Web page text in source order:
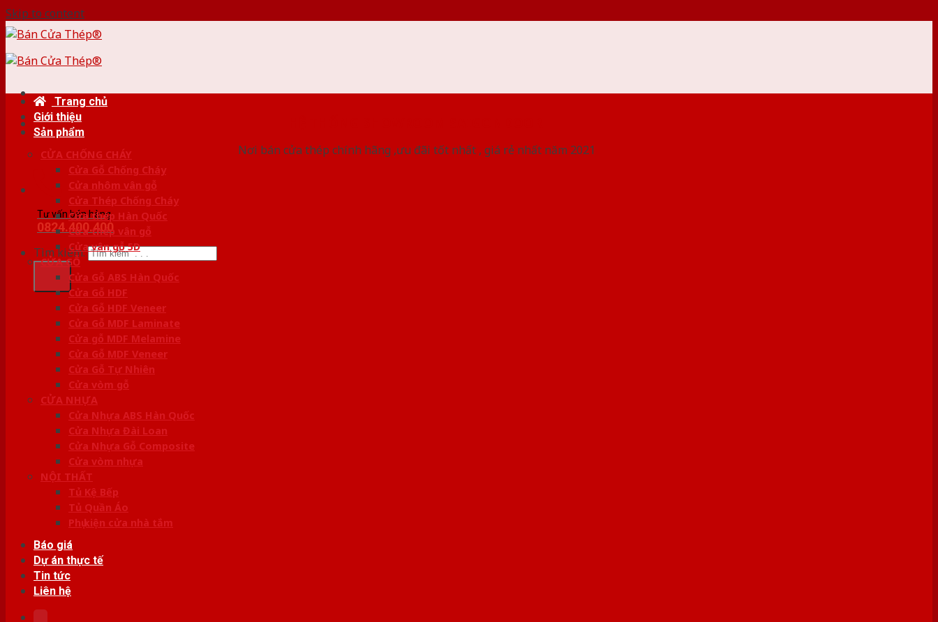
Skip to content
Nơi bán cửa thép chính hãng ,ưu đãi tốt nhất , giá rẻ nhất năm 2021
Tư vấn bán hàng
0824.400.400
Tìm kiếm:
Trang chủ
Giới thiệu
Sản phẩm
CỬA CHỐNG CHÁY
Cửa Gỗ Chống Cháy
Cửa nhôm vân gỗ
Cửa Thép Chống Cháy
Cửa thép Hàn Quốc
Cửa thép vân gỗ
Cửa vân gỗ 5D
CỬA GỖ
Cửa Gỗ ABS Hàn Quốc
Cửa Gỗ HDF
Cửa Gỗ HDF Veneer
Cửa Gỗ MDF Laminate
Cửa gỗ MDF Melamine
Cửa Gỗ MDF Veneer
Cửa Gỗ Tự Nhiên
Cửa vòm gỗ
CỬA NHỰA
Cửa Nhựa ABS Hàn Quốc
Cửa Nhựa Đài Loan
Cửa Nhựa Gỗ Composite
Cửa vòm nhựa
NỘI THẤT
Tủ Kệ Bếp
Tủ Quần Áo
Phụ kiện cửa nhà tắm
Báo giá
Dự án thực tế
Tin tức
Liên hệ